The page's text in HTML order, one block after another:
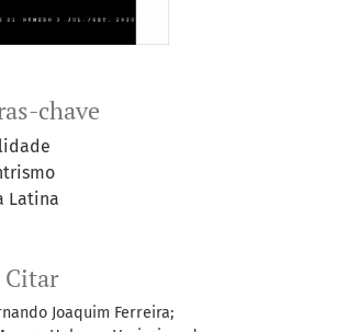
chave
Latina
Citar
Joaquim Ferreira;